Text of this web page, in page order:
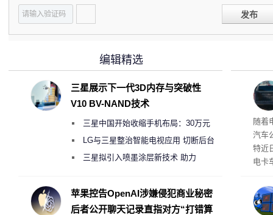
发布
本
随着
汽车
特近
电卡
称
需求
编辑精选
三星展示下一代3D内存与突破性
V10 BV-NAND技术
三星中国开始收缩手机布局：30万元
月销售额不达标门店 将被逐步清退
LG与三星整治智能电视应用 切断后台
偷偷共享带宽的违规行为
三星拟引入喷墨涂层新技术 助力
度
苹果控告OpenAI涉嫌侵犯商业秘密
后者公开聊天记录直指对方“打错算